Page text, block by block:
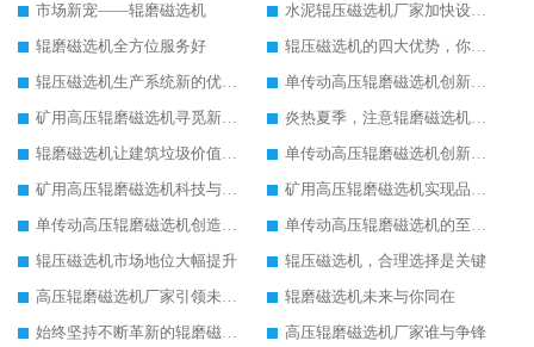
市场新宠——辊磨磁选机
水泥辊压磁选机厂家加快设备更新换代速度
辊磨磁选机全方位服务好
辊压磁选机的四大优势，你了解吗
辊压磁选机生产系统新的优化改造
单传动高压辊磨磁选机创新造就新发展
矿用高压辊磨磁选机寻觅新的发展途径
炎热夏季，注意辊磨磁选机的润滑油更换
辊磨磁选机让建筑垃圾价值升级
单传动高压辊磨磁选机创新造就新发展
矿用高压辊磨磁选机科技与品质同行
矿用高压辊磨磁选机实现品质革命生产
单传动高压辊磨磁选机创造更高价值
单传动高压辊磨磁选机的至高荣誉
辊压磁选机市场地位大幅提升
辊压磁选机，合理选择是关键
高压辊磨磁选机厂家引领未来发展
辊磨磁选机未来与你同在
始终坚持不断革新的辊磨磁选机
高压辊磨磁选机厂家谁与争锋